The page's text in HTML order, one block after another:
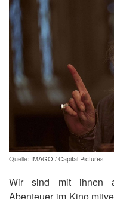
Quelle: IMAGO / Capital Pictures
Wir sind mit ihnen